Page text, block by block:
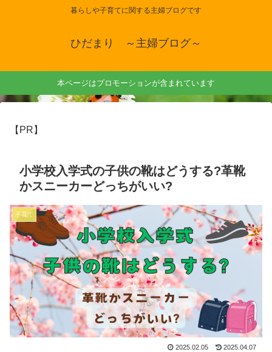
暮らしや子育てに関する主婦ブログです
ひだまり ～主婦ブログ～
本ページはプロモーションが含まれています
【PR】
小学校入学式の子供の靴はどうする?革靴
かスニーカーどっちがいい?
子育て
2025.02.05 2025.04.07